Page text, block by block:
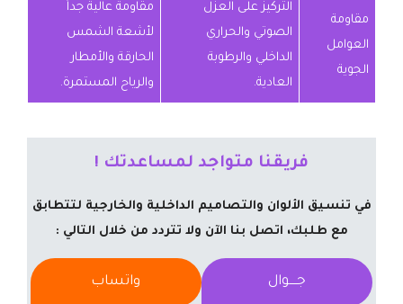
مقاومة
العوامل
الجوية
التركيز على العزل
الصوتي والحراري
الداخلي والرطوبة
العادية.
مقاومة عالية جداً
لأشعة الشمس
الحارقة والأمطار
والرياح المستمرة.
فريقنا متواجد لمساعدتك !
في تنسيق الألوان والتصاميم الداخلية والخارجية لتتطابق
مع طلبك، اتصل بنا الآن ولا تتردد من خلال التالي :
جــــوال واتساب